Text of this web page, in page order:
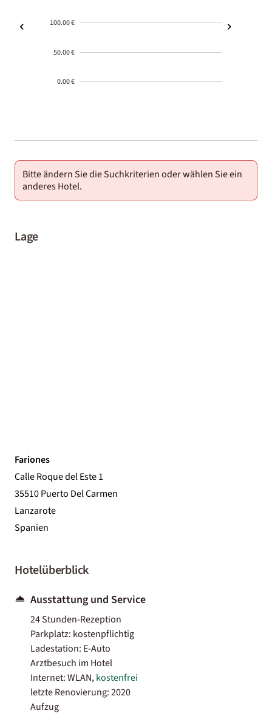
100.00 €
50.00 €
0.00 €
01-02
Bitte ändern Sie die Suchkriterien oder wählen Sie ein
anderes Hotel.
Lage
Fariones
Calle Roque del Este 1
35510 Puerto Del Carmen
Lanzarote
Spanien
Hotelüberblick
Ausstattung und Service
24 Stunden-Rezeption
Parkplatz: kostenpflichtig
Ladestation: E-Auto
Arztbesuch im Hotel
Internet: WLAN,kostenfrei
letzte Renovierung: 2020
Aufzug